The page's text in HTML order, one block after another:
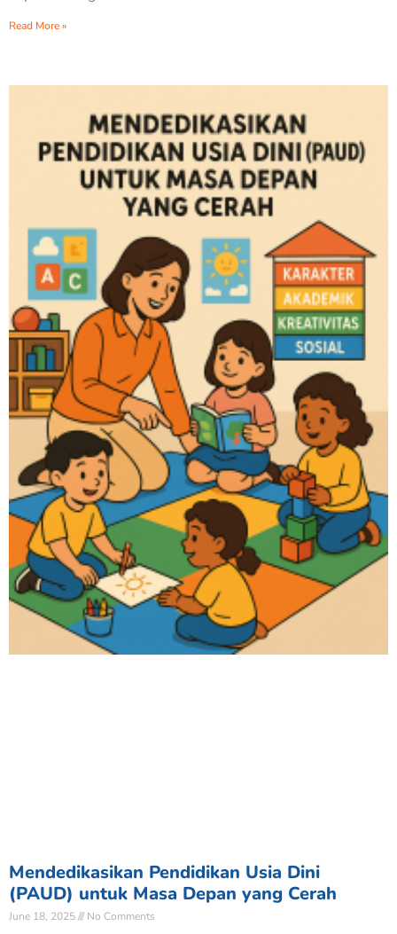
Read More »
Mendedikasikan Pendidikan Usia Dini
(PAUD) untuk Masa Depan yang Cerah
June 18, 2025 No Comments